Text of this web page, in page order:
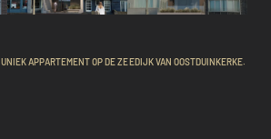
UNIEK APPARTEMENT OP DE ZEEDIJK VAN OOSTDUINKERKE.